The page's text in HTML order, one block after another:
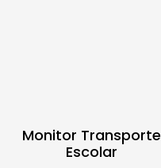
Monitor Transporte
Escolar